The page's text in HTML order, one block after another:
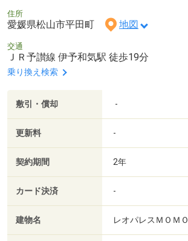
住所
愛媛県松山市平田町 地図
交通
ＪＲ予讃線 伊予和気駅 徒歩19分
乗り換え検索
敷引・償却 -
更新料 -
契約期間 2年
カード決済 -
建物名 レオパレスＭＯＭＯ